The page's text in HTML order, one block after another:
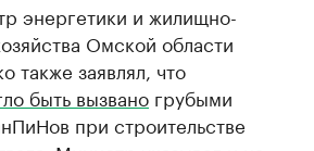
энергетики и жилищно-
Омской области
также заявлял, что
быть вызвано грубыми
при строительстве